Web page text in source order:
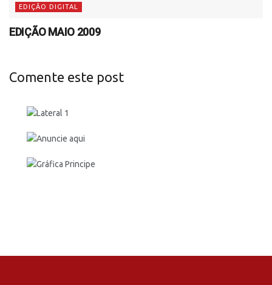
EDIÇÃO DIGITAL
EDIÇÃO MAIO 2009
Comente este post